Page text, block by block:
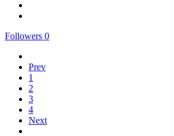
Followers 0
Prev
1
2
3
4
Next